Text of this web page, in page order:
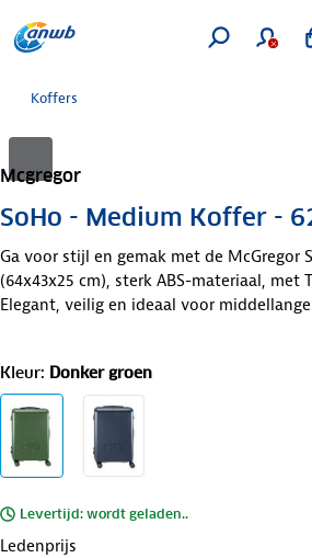
Koffers
Mcgregor
SoHo - Medium Koffer -
Ga voor stijl en gemak met de McGregor
(64x43x25 cm), sterk ABS-materiaal, met
Elegant, veilig en ideaal voor
Kleur: Donker groen
Levertijd: wordt geladen..
Ledenprijs